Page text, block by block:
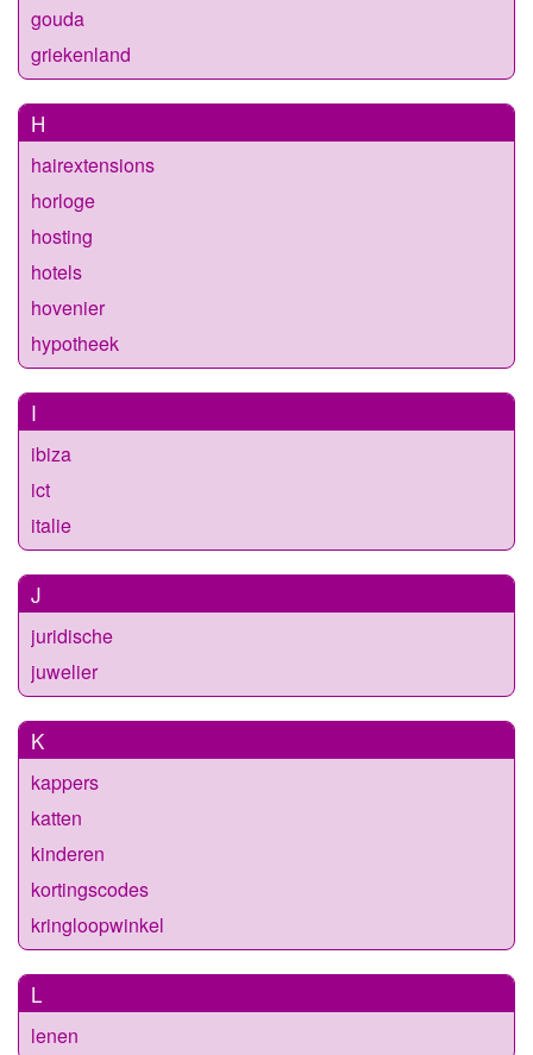
gouda
griekenland
H
hairextensions
horloge
hosting
hotels
hovenier
hypotheek
I
ibiza
ict
italie
J
juridische
juwelier
K
kappers
katten
kinderen
kortingscodes
kringloopwinkel
L
lenen